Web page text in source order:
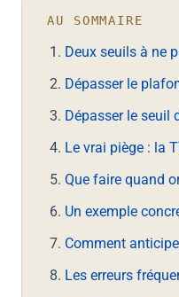
AU SOMMAIRE
Deux seuils à ne
Dépasser le
Dépasser le seuil
Le vrai piège : la
Que faire quand
Un exemple
Comment
Les erreurs